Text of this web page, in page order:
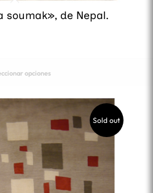
soumak», de Nepal.
opciones
Sold out